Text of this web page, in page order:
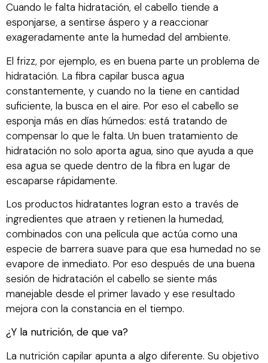
Cuando le falta hidratación, el cabello tiende a
esponjarse, a sentirse áspero y a reaccionar
exageradamente ante la humedad del ambiente.
El frizz, por ejemplo, es en buena parte un problema de
hidratación. La fibra capilar busca agua
constantemente, y cuando no la tiene en cantidad
suficiente, la busca en el aire. Por eso el cabello se
esponja más en días húmedos: está tratando de
compensar lo que le falta. Un buen tratamiento de
hidratación no solo aporta agua, sino que ayuda a que
esa agua se quede dentro de la fibra en lugar de
escaparse rápidamente.
Los productos hidratantes logran esto a través de
ingredientes que atraen y retienen la humedad,
combinados con una película que actúa como una
especie de barrera suave para que esa humedad no se
evapore de inmediato. Por eso después de una buena
sesión de hidratación el cabello se siente más
manejable desde el primer lavado y ese resultado
mejora con la constancia en el tiempo.
¿Y la nutrición, de que va?
La nutrición capilar apunta a algo diferente. Su objetivo